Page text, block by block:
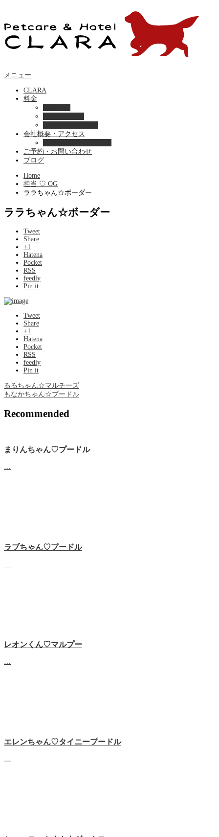
メニュー
CLARA
料金
会社概要・アクセス
ご予約・お問い合わせ
ブログ
Home
担当 ♡ OG
ララちゃん☆ボーダー
ララちゃん☆ボーダー
Tweet
Share
+1
Hatena
Pocket
RSS
feedly
Pin it
Tweet
Share
+1
Hatena
Pocket
RSS
feedly
Pin it
るるちゃん☆マルチーズ
もなかちゃん☆プードル
Recommended
まりんちゃん♡プードル
ラブちゃん♡プードル
レオンくん♡マルプー
エレンちゃん♡タイニープードル